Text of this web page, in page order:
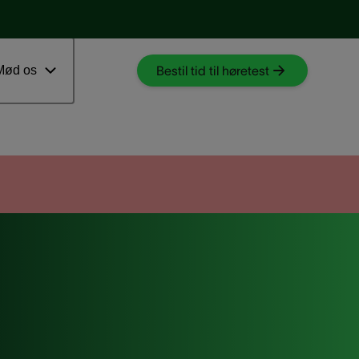
os Bestil tid til høretest
ventetid